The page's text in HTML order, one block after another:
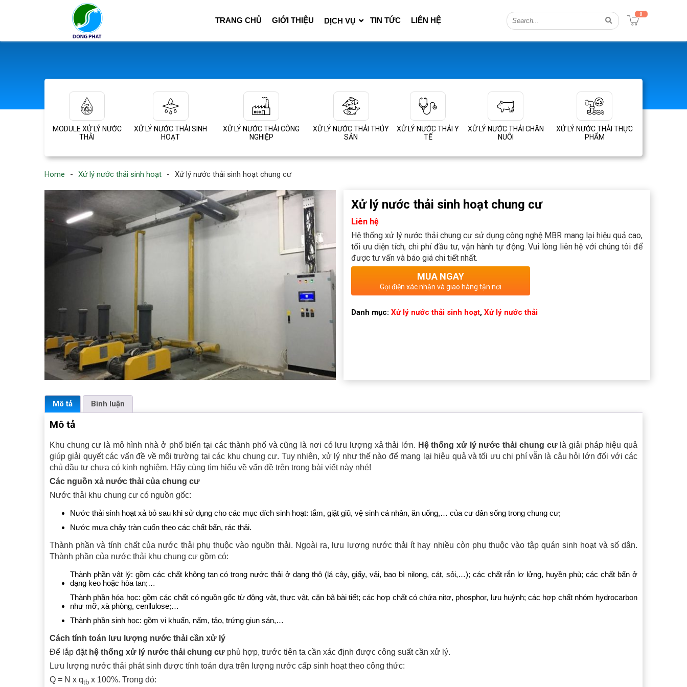
TRANG CHỦ GIỚI THIỆU DỊCH VỤ TIN TỨC LIÊN HỆ
0
MODULE XỬ LÝ NƯỚC
THẢI
XỬ LÝ NƯỚC THẢI SINH
HOẠT
XỬ LÝ NƯỚC THẢI CÔNG
NGHIỆP
XỬ LÝ NƯỚC THẢI THỦY
SẢN
XỬ LÝ NƯỚC THẢI Y
TẾ
XỬ LÝ NƯỚC THẢI CHĂN
NUÔI
XỬ LÝ NƯỚC THẢI THỰC
PHẨM
Home - Xử lý nước thải sinh hoạt - Xử lý nước thải sinh hoạt chung cư
Xử lý nước thải sinh hoạt chung cư
Liên hệ
Hệ thống xử lý nước thải chung cư sử dụng công nghệ MBR mang lại hiệu quả cao,
tối ưu diện tích, chi phí đầu tư, vận hành tự động. Vui lòng liên hệ với chúng tôi để
được tư vấn và báo giá chi tiết nhất.
MUA NGAY
Gọi điện xác nhận và giao hàng tận nơi
Danh mục: Xử lý nước thải sinh hoạt, Xử lý nước thải
Mô tả Bình luận
Mô tả
Khu chung cư là mô hình nhà ở phổ biến tại các thành phố và cũng là nơi có lưu lượng xả thải lớn. Hệ thống xử lý nước thải chung cưlà giải pháp hiệu quả
giúp giải quyết các vấn đề về môi trường tại các khu chung cư. Tuy nhiên, xử lý như thế nào để mang lại hiệu quả và tối ưu chi phí vẫn là câu hỏi lớn đối với các
chủ đầu tư chưa có kinh nghiệm. Hãy cùng tìm hiểu về vấn đề trên trong bài viết này nhé!
Các nguồn xả nước thải của chung cư
Nước thải khu chung cư có nguồn gốc:
Nước thải sinh hoạt xả bỏ sau khi sử dụng cho các mục đích sinh hoạt: tắm, giặt giũ, vệ sinh cá nhân, ăn uống,… của cư dân sống trong chung cư;
Nước mưa chảy tràn cuốn theo các chất bẩn, rác thải.
Thành phần và tính chất của nước thải phụ thuộc vào nguồn thải. Ngoài ra, lưu lượng nước thải ít hay nhiều còn phụ thuộc vào tập quán sinh hoạt và số dân.
Thành phần của nước thải khu chung cư gồm có:
Thành phần vật lý: gồm các chất không tan có trong nước thải ở dạng thô (lá cây, giấy, vải, bao bì nilong, cát, sỏi,…); các chất rắn lơ lửng, huyền phù; các chất bẩn ở
dạng keo hoặc hòa tan;…
Thành phần hóa học: gồm các chất có nguồn gốc từ động vật, thực vật, cặn bã bài tiết; các hợp chất có chứa nitơ, phosphor, lưu huỳnh; các hợp chất nhóm hydrocarbon
như mỡ, xà phòng, cenllulose;…
Thành phần sinh học: gồm vi khuẩn, nấm, tảo, trứng giun sán,…
Cách tính toán lưu lượng nước thải cần xử lý
Để lắp đặt hệ thống xử lý nước thải chung cư phù hợp, trước tiên ta cần xác định được công suất cần xử lý.
Lưu lượng nước thải phát sinh được tính toán dựa trên lượng nước cấp sinh hoạt theo công thức:
Q = N x qtb x 100%. Trong đó: